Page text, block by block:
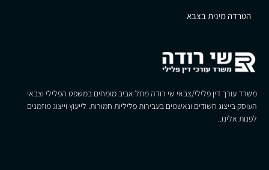
הטרדה מינית בצבא
משרד עורך דין פלילי/צבאי שי רודה מתל אביב מומחים במשפט הפלילי וצבאי
העוסק בייצוג חשודים ונאשמים בעבירות פליליות חמורות. לייעוץ וייצוג מוזמנים
לפנות אלינו..